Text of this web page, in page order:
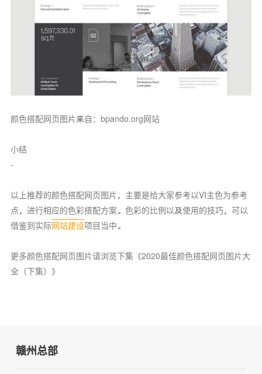
颜色搭配网页图片来自：bpando.org网站
小结
-
以上推荐的颜色搭配网页图片，主要是给大家参考以VI主色为参考
点，进行相应的色彩搭配方案。色彩的比例以及使用的技巧，可以
借鉴到实际网站建设项目当中。
更多颜色搭配网页图片请浏览下集《2020最佳颜色搭配网页图片大
全（下集） 》
赣州总部